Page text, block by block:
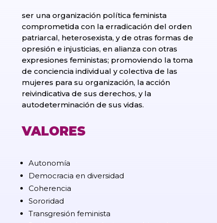
ser una organización política feminista
comprometida con la erradicación del orden
patriarcal, heterosexista, y de otras formas de
opresión e injusticias, en alianza con otras
expresiones feministas; promoviendo la toma
de conciencia individual y colectiva de las
mujeres para su organización, la acción
reivindicativa de sus derechos, y la
autodeterminación de sus vidas.
VALORES
Autonomía
Democracia en diversidad
Coherencia
Sororidad
Transgresión feminista